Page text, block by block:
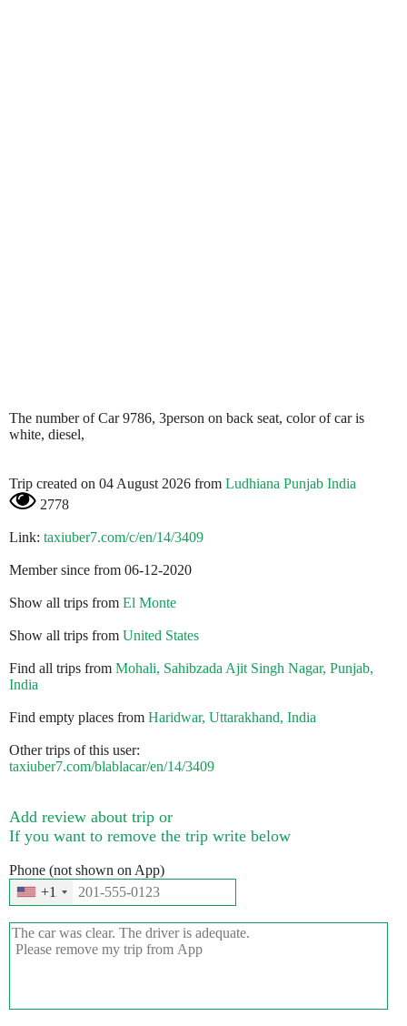
The number of Car 9786, 3person on back seat, color of car is
white, diesel,
Trip created on 04 August 2026 from Ludhiana Punjab India
2778
Link: taxiuber7.com/c/en/14/3409
Member since from 06-12-2020
Show all trips from El Monte
Show all trips from United States
Find all trips from Mohali, Sahibzada Ajit Singh Nagar, Punjab,
India
Find empty places from Haridwar, Uttarakhand, India
Other trips of this user:
taxiuber7.com/blablacar/en/14/3409
Add review about trip or
If you want to remove the trip write below
Phone (not shown on App)
+1